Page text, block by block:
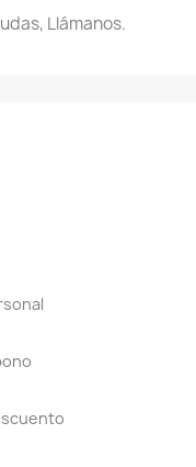
Llámanos.